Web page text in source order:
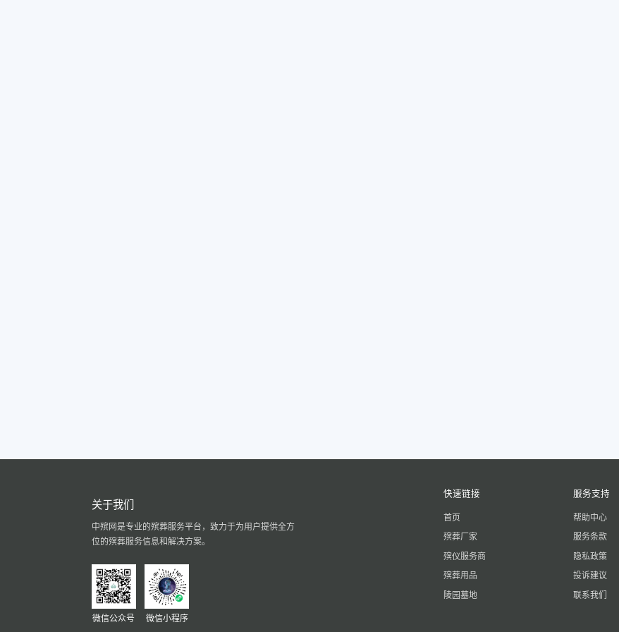
关于我们
中殡网是专业的殡葬服务平台，致力于为用户提供全方
位的殡葬服务信息和解决方案。
微信公众号 微信小程序
快速链接
首页
殡葬厂家
殡仪服务商
殡葬用品
陵园墓地
服务支持
帮助中心
服务条款
隐私政策
投诉建议
联系我们